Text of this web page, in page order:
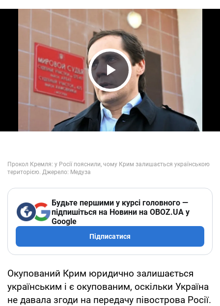
Play Video
Будьте першими у курсі головного —
підпишіться на Новини на OBOZ.UA у
Google
Підписатися
Окупований Крим юридично залишається
українським і є окупованим, оскільки Україна
не давала згоди на передачу півострова Росії.